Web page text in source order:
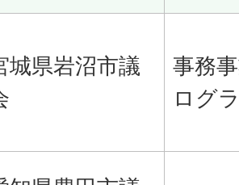
城県岩沼市議
事務
ログ